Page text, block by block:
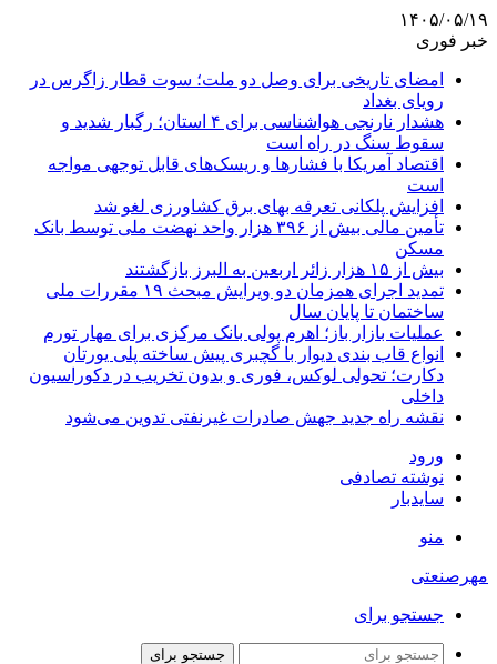
۱۴۰۵/۰۵/۱۹
خبر فوری
امضای تاریخی برای وصل دو ملت؛ سوت قطار زاگرس در
رویای بغداد
هشدار نارنجی هواشناسی برای ۴ استان؛ رگبار شدید و
سقوط سنگ در راه است
اقتصاد آمریکا با فشارها و ریسک‌های قابل توجهی مواجه
است
افزایش پلکانی تعرفه بهای برق کشاورزی لغو شد
تأمین مالی بیش از ۳۹۶ هزار واحد نهضت ملی توسط بانک
مسکن
بیش از ۱۵ هزار زائر اربعین به البرز بازگشتند
تمدید اجرای همزمان دو ویرایش مبحث ۱۹ مقررات ملی
ساختمان تا پایان سال
عملیات بازار باز؛ اهرم پولی بانک مرکزی برای مهار تورم
انواع قاب بندی دیوار با گچبری پیش ساخته پلی یورتان
دکارت؛ تحولی لوکس، فوری و بدون تخریب در دکوراسیون
داخلی
نقشه راه جدید جهش صادرات غیرنفتی تدوین می‌شود
ورود
نوشته تصادفی
سایدبار
منو
مهرصنعتی
جستجو برای
جستجو برای